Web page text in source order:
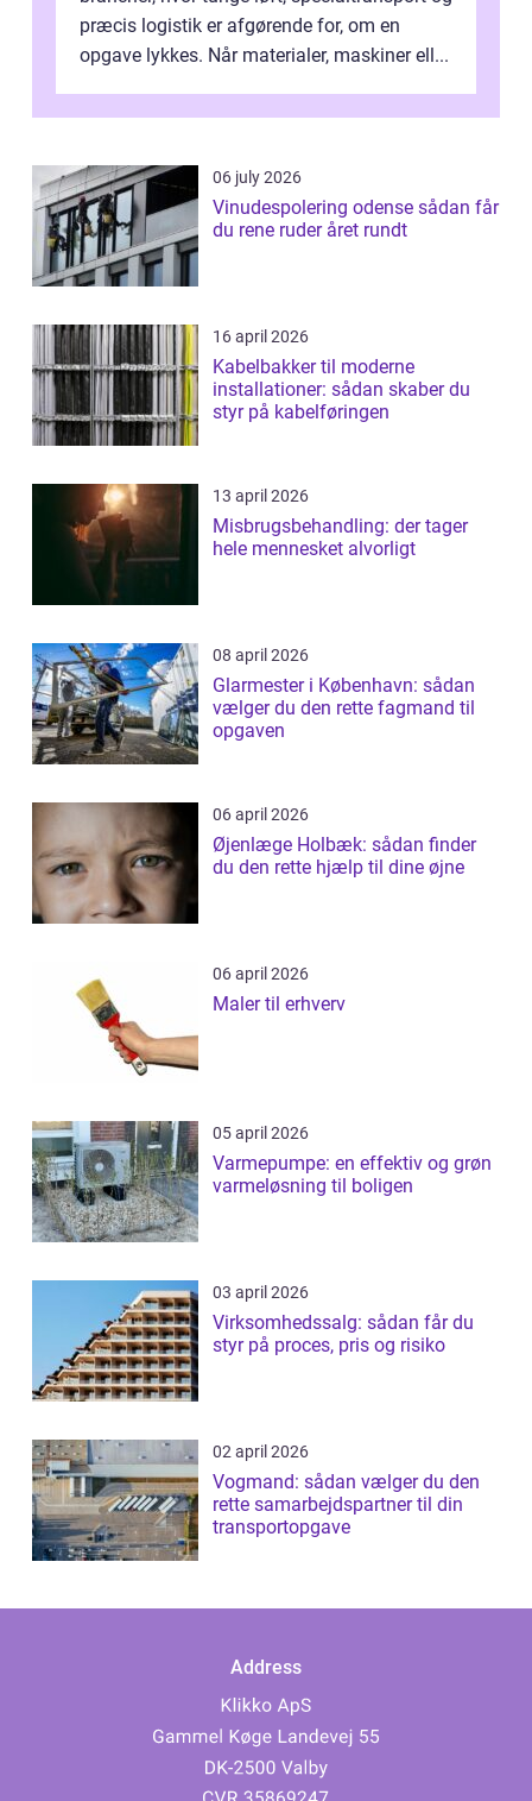
præcis logistik er afgørende for, om en
opgave lykkes. Når materialer, maskiner ell...
06 july 2026
Vinudespolering odense sådan får
du rene ruder året rundt
16 april 2026
Kabelbakker til moderne
installationer: sådan skaber du
styr på kabelføringen
13 april 2026
Misbrugsbehandling: der tager
hele mennesket alvorligt
08 april 2026
Glarmester i København: sådan
vælger du den rette fagmand til
opgaven
06 april 2026
Øjenlæge Holbæk: sådan finder
du den rette hjælp til dine øjne
06 april 2026
Maler til erhverv
05 april 2026
Varmepumpe: en effektiv og grøn
varmeløsning til boligen
03 april 2026
Virksomhedssalg: sådan får du
styr på proces, pris og risiko
02 april 2026
Vogmand: sådan vælger du den
rette samarbejdspartner til din
transportopgave
Address